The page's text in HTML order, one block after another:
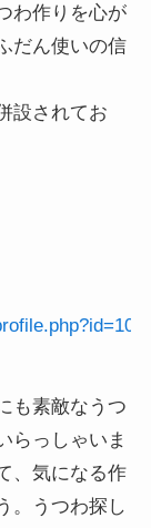
わ作りを心が
だん使いの信
設されてお
も素敵なうつ
らっしゃいま
、気になる作
。うつわ探し